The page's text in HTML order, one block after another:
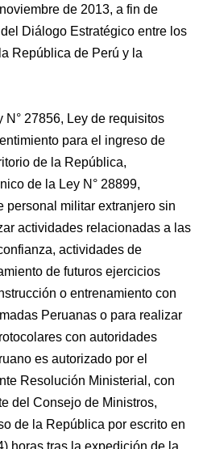
de 2013, a fin de
Diálogo Estratégico entre los
República de Perú y la
N° 27856, Ley de requisitos
para el ingreso de
de la República,
de la Ley N° 28899,
personal militar extranjero sin
actividades relacionadas a las
actividades de
de futuros ejercicios
o entrenamiento con
Peruanas o para realizar
con autoridades
es autorizado por el
Resolución Ministerial, con
del Consejo de Ministros,
de la República por escrito en
horas tras la expedición de la